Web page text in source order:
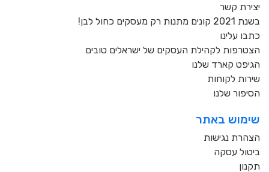
יצירת קשר
בשנת 2021 קונים מתנות רק מעסקים כחול לבן!
כתבו עלינו
הצטרפות לקהילת העסקים של ישראלים טובים
הגיפט קארד שלנו
שירות לקוחות
הסיפור שלנו
שימוש באתר
הצהרת נגישות
ביטול עסקה
תקנון